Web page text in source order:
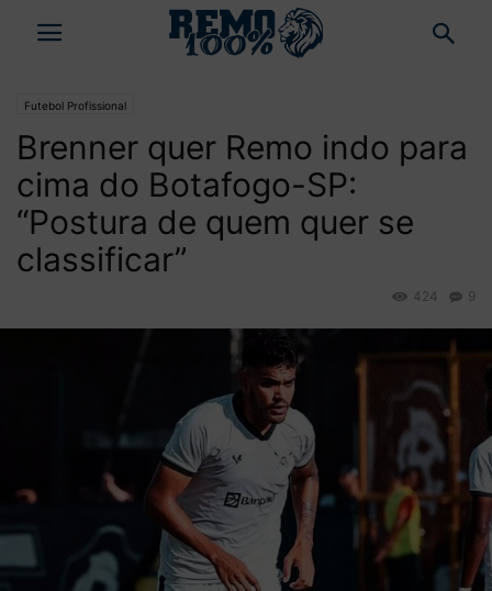
Futebol Profissional
Brenner quer Remo indo para
cima do Botafogo-SP:
“Postura de quem quer se
classificar”
9
424